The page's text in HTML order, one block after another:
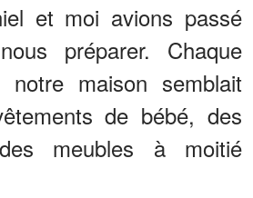
et moi avions passé
préparer. Chaque
maison semblait
de bébé, des
meubles à moitié